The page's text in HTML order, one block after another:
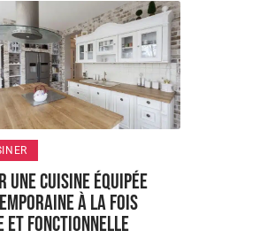
une cuisine équipée
à la fois
et fonctionnelle